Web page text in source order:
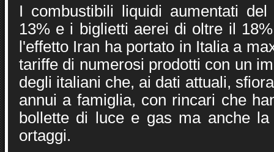
I combustibili liquidi aumentati
13% e i biglietti aerei di oltre il
l'effetto Iran ha portato in Italia a
tariffe di numerosi prodotti con un
degli italiani che, ai dati attuali,
annui a famiglia, con rincari che
bollette di luce e gas ma anche
ortaggi.